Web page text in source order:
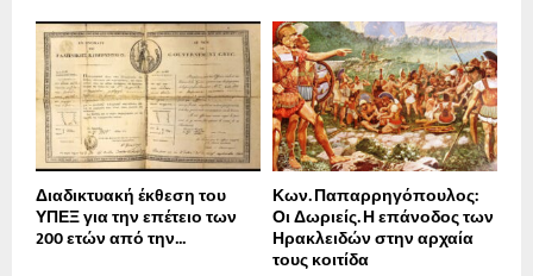
Διαδικτυακή έκθεση του
ΥΠΕΞ για την επέτειο των
200 ετών από την...
Κων. Παπαρρηγόπουλος:
Οι Δωριείς. Η επάνοδος των
Ηρακλειδών στην αρχαία
τους κοιτίδα